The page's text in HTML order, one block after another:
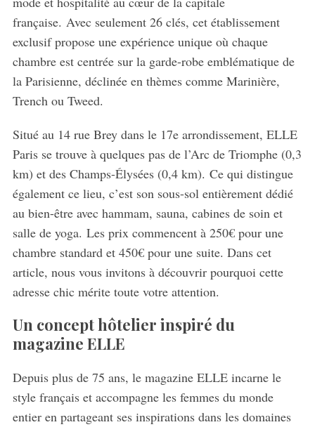
française. Avec seulement 26 clés, cet établissement
exclusif propose une expérience unique où chaque
chambre est centrée sur la garde-robe emblématique de
la Parisienne, déclinée en thèmes comme Marinière,
Trench ou Tweed.
Situé au 14 rue Brey dans le 17e arrondissement, ELLE
Paris se trouve à quelques pas de l’Arc de Triomphe (0,3
km) et des Champs-Élysées (0,4 km). Ce qui distingue
également ce lieu, c’est son sous-sol entièrement dédié
au bien-être avec hammam, sauna, cabines de soin et
salle de yoga. Les prix commencent à 250€ pour une
chambre standard et 450€ pour une suite. Dans cet
article, nous vous invitons à découvrir pourquoi cette
adresse chic mérite toute votre attention.
Un concept hôtelier inspiré du
magazine ELLE
Depuis plus de 75 ans, le magazine ELLE incarne le
style français et accompagne les femmes du monde
entier en partageant ses inspirations dans les domaines